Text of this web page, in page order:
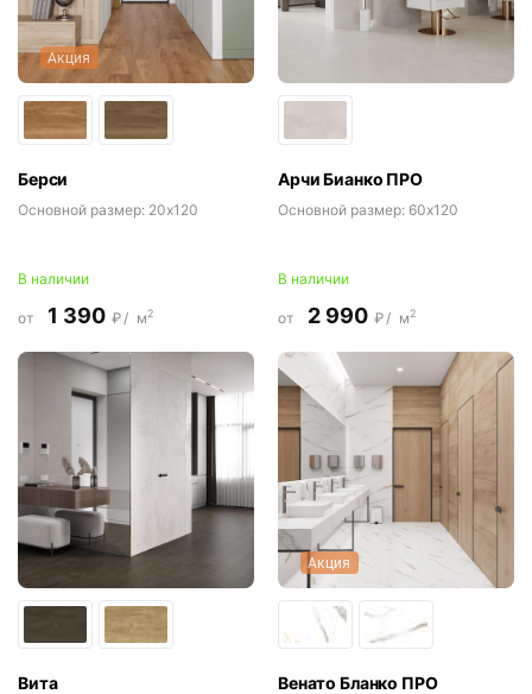
Акция
Берси
Основной размер: 20x120
В наличии
от 1 390 ₽/ м2
Арчи Бианко ПРО
Основной размер: 60x120
В наличии
от 2 990 ₽/ м2
Вита
Акция
Венато Бланко ПРО